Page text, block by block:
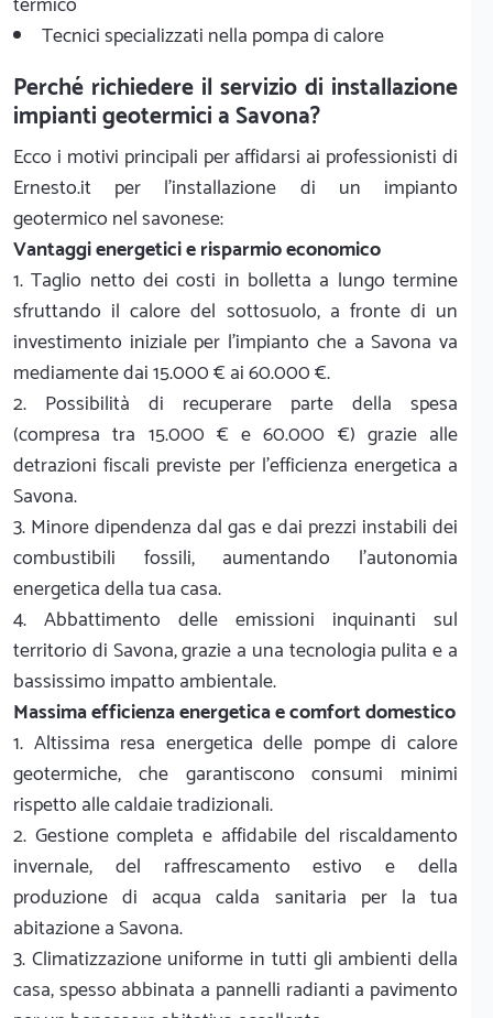
Tecnici specializzati nella pompa di calore
Perché richiedere il servizio di installazione
impianti geotermici a Savona?
Ecco i motivi principali per affidarsi ai professionisti di
Ernesto.it per l'installazione di un impianto
geotermico nel savonese:
Vantaggi energetici e risparmio economico
1. Taglio netto dei costi in bolletta a lungo termine
sfruttando il calore del sottosuolo, a fronte di un
investimento iniziale per l'impianto che a Savona va
mediamente dai 15.000 € ai 60.000 €.
2. Possibilità di recuperare parte della spesa
(compresa tra 15.000 € e 60.000 €) grazie alle
detrazioni fiscali previste per l'efficienza energetica a
Savona.
3. Minore dipendenza dal gas e dai prezzi instabili dei
combustibili fossili, aumentando l'autonomia
energetica della tua casa.
4. Abbattimento delle emissioni inquinanti sul
territorio di Savona, grazie a una tecnologia pulita e a
bassissimo impatto ambientale.
Massima efficienza energetica e comfort domestico
1. Altissima resa energetica delle pompe di calore
geotermiche, che garantiscono consumi minimi
rispetto alle caldaie tradizionali.
2. Gestione completa e affidabile del riscaldamento
invernale, del raffrescamento estivo e della
produzione di acqua calda sanitaria per la tua
abitazione a Savona.
3. Climatizzazione uniforme in tutti gli ambienti della
casa, spesso abbinata a pannelli radianti a pavimento